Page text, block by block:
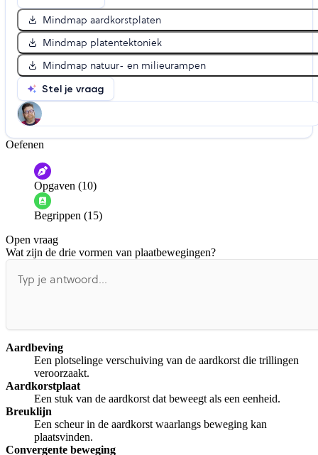
Mindmap aardkorstplaten
Mindmap platentektoniek
Mindmap natuur- en milieurampen
Stel je vraag
Help ons de video te verbeteren
De audio is slecht
Informatie is onjuist
De docent is te langdradig
De uitleg gaat te langzaam
Oefenen
Opgaven (10)
Begrippen (15)
Open vraag
Wat zijn de drie vormen van plaatbewegingen?
Aardbeving
Een plotselinge verschuiving van de aardkorst die trillingen
veroorzaakt.
Aardkorstplaat
Een stuk van de aardkorst dat beweegt als een eenheid.
Breuklijn
Een scheur in de aardkorst waarlangs beweging kan
plaatsvinden.
Convergente beweging